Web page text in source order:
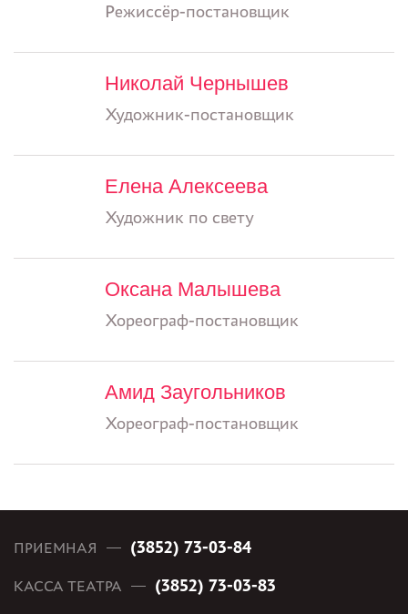
Режиссёр-постановщик
Николай Чернышев
Художник-постановщик
Елена Алексеева
Художник по свету
Оксана Малышева
Хореограф-постановщик
Амид Заугольников
Хореограф-постановщик
ПРИЕМНАЯ (3852) 73-03-84
КАССА ТЕАТРА (3852) 73-03-83